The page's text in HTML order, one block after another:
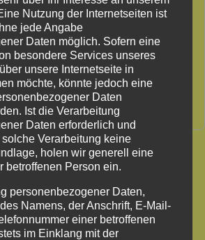
in entsprechende Umweltprojekte.
uns auf Ihren Auftrag, vor allem auch
Trennert
Nutzung der Internetseiten ist
jede Angabe
Daten möglich. Sofern eine
besondere Services unseres
unsere Internetseite in
möchte, könnte jedoch eine
Daten
Ist die Verarbeitung
Daten erforderlich und
Verarbeitung keine
holen wir generell eine
betroffenen Person ein.
personenbezogener Daten,
Namens, der Anschrift, E-Mail-
einer betroffenen
im Einklang mit der